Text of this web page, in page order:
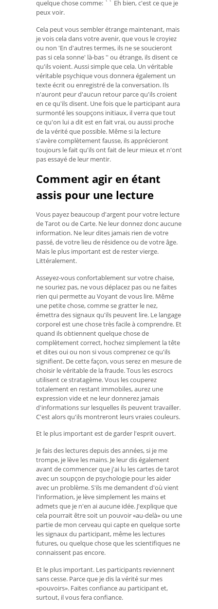
quelque chose comme: `` Eh bien, c'est ce que je
peux voir.
Cela peut vous sembler étrange maintenant, mais
je vois cela dans votre avenir, que vous le croyiez
ou non 'En d'autres termes, ils ne se soucieront
pas si cela sonne' là-bas '' ou étrange, ils disent ce
qu'ils voient. Aussi simple que cela. Un véritable
véritable psychique vous donnera également un
texte écrit ou enregistré de la conversation. Ils
n'auront peur d'aucun retour parce qu'ils croient
en ce qu'ils disent. Une fois que le participant aura
surmonté les soupçons initiaux, il verra que tout
ce qu'on lui a dit est en fait vrai, ou aussi proche
de la vérité que possible. Même si la lecture
s'avère complètement fausse, ils apprécieront
toujours le fait qu'ils ont fait de leur mieux et n'ont
pas essayé de leur mentir.
Comment agir en étant
assis pour une lecture
Vous payez beaucoup d'argent pour votre lecture
de Tarot ou de Carte. Ne leur donnez donc aucune
information. Ne leur dites jamais rien de votre
passé, de votre lieu de résidence ou de votre âge.
Mais le plus important est de rester vierge.
Littéralement.
Asseyez-vous confortablement sur votre chaise,
ne souriez pas, ne vous déplacez pas ou ne faites
rien qui permette au Voyant de vous lire. Même
une petite chose, comme se gratter le nez,
émettra des signaux qu'ils peuvent lire. Le langage
corporel est une chose très facile à comprendre. Et
quand ils obtiennent quelque chose de
complètement correct, hochez simplement la tête
et dites oui ou non si vous comprenez ce qu'ils
signifient. De cette façon, vous serez en mesure de
choisir le véritable de la fraude. Tous les escrocs
utilisent ce stratagème. Vous les couperez
totalement en restant immobiles, aurez une
expression vide et ne leur donnerez jamais
d'informations sur lesquelles ils peuvent travailler.
C'est alors qu'ils montreront leurs vraies couleurs.
Et le plus important est de garder l'esprit ouvert.
Je fais des lectures depuis des années, si je me
trompe, je lève les mains. Je leur dis également
avant de commencer que j'ai lu les cartes de tarot
avec un soupçon de psychologie pour les aider
avec un problème. S'ils me demandent d'où vient
l'information, je lève simplement les mains et
admets que je n'en ai aucune idée. J'explique que
cela pourrait être soit un pouvoir «au-delà» ou une
partie de mon cerveau qui capte en quelque sorte
les signaux du participant, même les lectures
futures, ou quelque chose que les scientifiques ne
connaissent pas encore.
Et le plus important. Les participants reviennent
sans cesse. Parce que je dis la vérité sur mes
«pouvoirs». Faites confiance au participant et,
surtout, il vous fera confiance.